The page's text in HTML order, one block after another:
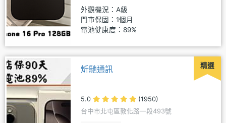
外觀機況：A級
門市保固：1個月
電池健康度：89%
精選
炘馳通訊
5.0
(1950)
台中市北屯區敦化路一段493號